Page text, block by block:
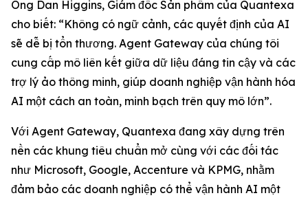
Ông Dan Higgins, Giám đốc Sản phẩm của Quantexa
cho biết: “Không có ngữ cảnh, các quyết định của AI
sẽ dễ bị tổn thương. Agent Gateway của chúng tôi
cung cấp mô liên kết giữa dữ liệu đáng tin cậy và các
trợ lý ảo thông minh, giúp doanh nghiệp vận hành hóa
AI một cách an toàn, minh bạch trên quy mô lớn”.
Với Agent Gateway, Quantexa đang xây dựng trên
nền các khung tiêu chuẩn mở cùng với các đối tác
như Microsoft, Google, Accenture và KPMG, nhằm
đảm bảo các doanh nghiệp có thể vận hành AI một